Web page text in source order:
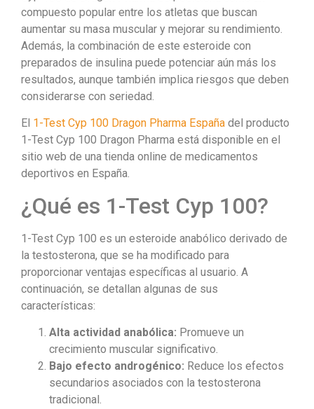
compuesto popular entre los atletas que buscan
aumentar su masa muscular y mejorar su rendimiento.
Además, la combinación de este esteroide con
preparados de insulina puede potenciar aún más los
resultados, aunque también implica riesgos que deben
considerarse con seriedad.
El 1-Test Cyp 100 Dragon Pharma España del producto
1-Test Cyp 100 Dragon Pharma está disponible en el
sitio web de una tienda online de medicamentos
deportivos en España.
¿Qué es 1-Test Cyp 100?
1-Test Cyp 100 es un esteroide anabólico derivado de
la testosterona, que se ha modificado para
proporcionar ventajas específicas al usuario. A
continuación, se detallan algunas de sus
características:
Alta actividad anabólica: Promueve un
crecimiento muscular significativo.
Bajo efecto androgénico: Reduce los efectos
secundarios asociados con la testosterona
tradicional.